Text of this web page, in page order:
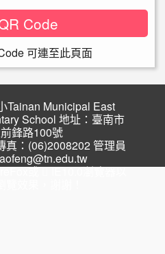
Code
Tainan Municipal East
School 地址：臺南市
鋒路100號
真：(06)2008202 管理員
或 IE10.0瀏覽器以